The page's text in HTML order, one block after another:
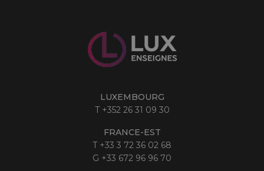
LUXEMBOURG
T +352 26 31 09 30
FRANCE-EST
T +33 3 72 36 02 68
G +33 672 96 96 70